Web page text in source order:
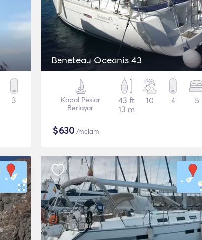
3
Beneteau Oceanis 43
Kapal Pesiar
Berlayar
43 ft
13 m
10 4 5
$630 /malam